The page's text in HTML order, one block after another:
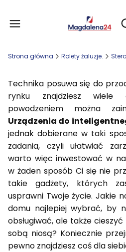
Strona główna Rolety żaluzje.
Technika posuwa się do
rynku znajdziesz
powodzeniem można
Urządzenia do
jednak dobierane w taki
zadania, czyli ułatwiać
warto więc inwestować w
w żaden sposób Ci się nie
takie gadżety, których
usprawni Twoje życie. Jakie
domu najlepiej wybrać, by
obsługiwać, ale także
sobą niosą? Koniecznie
pewno znajdziesz coś dla